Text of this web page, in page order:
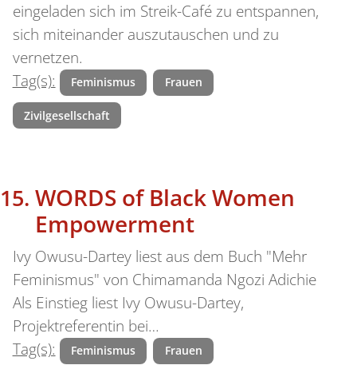
eingeladen sich im Streik-Café zu entspannen,
sich miteinander auszutauschen und zu
vernetzen.
Tag(s):
Feminismus Frauen
Zivilgesellschaft
WORDS of Black Women
Empowerment
Ivy Owusu-Dartey liest aus dem Buch "Mehr
Feminismus" von Chimamanda Ngozi Adichie
Als Einstieg liest Ivy Owusu-Dartey,
Projektreferentin bei…
Tag(s):
Feminismus Frauen